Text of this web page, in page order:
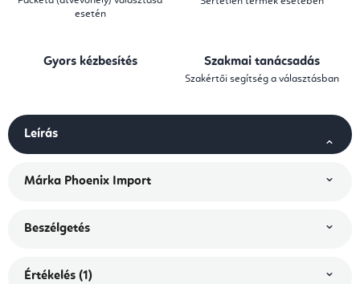
esetén
Gyors kézbesítés Szakmai tanácsadás
Szakértői segítség a választásban
Leírás
Márka Phoenix Import
Beszélgetés
Értékelés (1)